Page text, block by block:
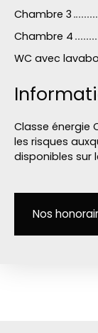
Chambre 3
Chambre 4
WC avec lavabo
Classe énergie
les risques
disponibles sur
Nos